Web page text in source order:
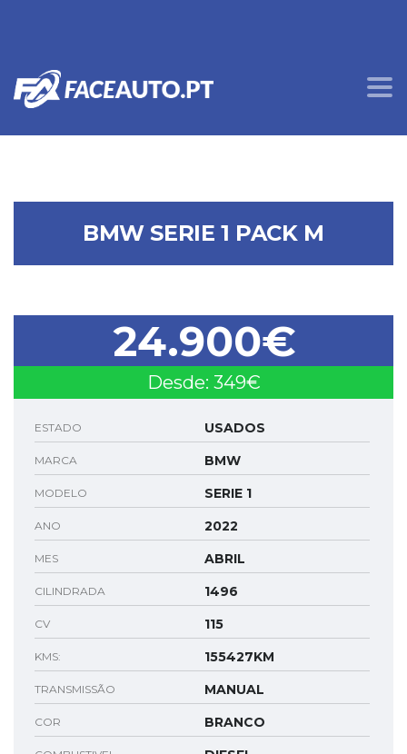
BMW SERIE 1 PACK M
24.900€
Desde: 349€
ESTADO USADOS
MARCA BMW
MODELO SERIE 1
ANO 2022
MES ABRIL
CILINDRADA 1496
CV 115
KMS: 155427KM
TRANSMISSÃO MANUAL
COR BRANCO